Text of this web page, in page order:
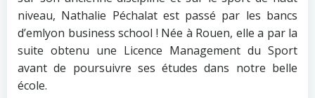
niveau, Nathalie Péchalat est passé par les bancs
d’emlyon business school ! Née à Rouen, elle a par la
suite obtenu une Licence Management du Sport
avant de poursuivre ses études dans notre belle
école.